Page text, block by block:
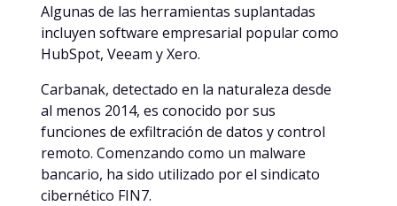
Algunas de las herramientas suplantadas
incluyen software empresarial popular como
HubSpot, Veeam y Xero.
Carbanak, detectado en la naturaleza desde
al menos 2014, es conocido por sus
funciones de exfiltración de datos y control
remoto. Comenzando como un malware
bancario, ha sido utilizado por el sindicato
cibernético FIN7.